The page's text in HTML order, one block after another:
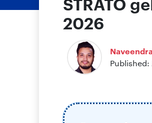
2026
Published: